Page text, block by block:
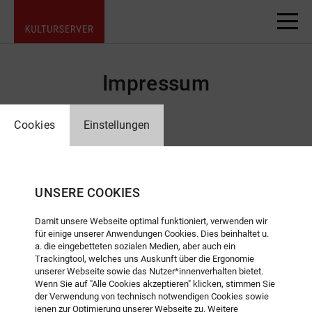
Impressum
Stiftung kulturserver.de gGmbH
10119 Berlin
Lothringerstraße 23
52062 Aachen
Cookies Einstellungen
UNSERE COOKIES
Damit unsere Webseite optimal funktioniert, verwenden wir
für einige unserer Anwendungen Cookies. Dies beinhaltet u.
a. die eingebetteten sozialen Medien, aber auch ein
Trackingtool, welches uns Auskunft über die Ergonomie
unserer Webseite sowie das Nutzer*innenverhalten bietet.
Wenn Sie auf "Alle Cookies akzeptieren" klicken, stimmen Sie
der Verwendung von technisch notwendigen Cookies sowie
jenen zur Optimierung unserer Webseite zu. Weitere